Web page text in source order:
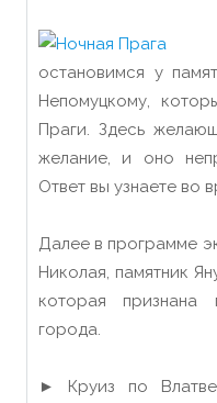
остановимся у
Непомуцкому,
Праги. Здесь
желание, и оно
Ответ вы узнаете во
Далее в программе
Николая, памятник
которая признана
города.
► Круиз по